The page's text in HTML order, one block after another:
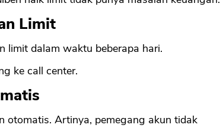
Limit
limit dalam waktu beberapa hari.
ke call center.
otomatis. Artinya, pemegang akun tidak